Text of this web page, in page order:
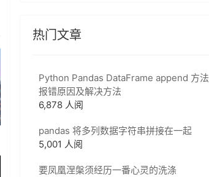
热门文章
Python Pandas DataFrame append 方法
报错原因及解决方法
6,878 人阅
pandas 将多列数据字符串拼接在一起
5,001 人阅
要凤凰涅槃须经历一番心灵的洗涤